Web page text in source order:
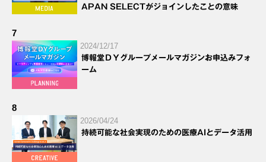
APAN SELECTがジョインしたことの意味
7
2024/12/17
博報堂ＤＹグループメールマガジンお申込みフォ
ーム
8
2026/04/24
持続可能な社会実現のための医療AIとデータ活用